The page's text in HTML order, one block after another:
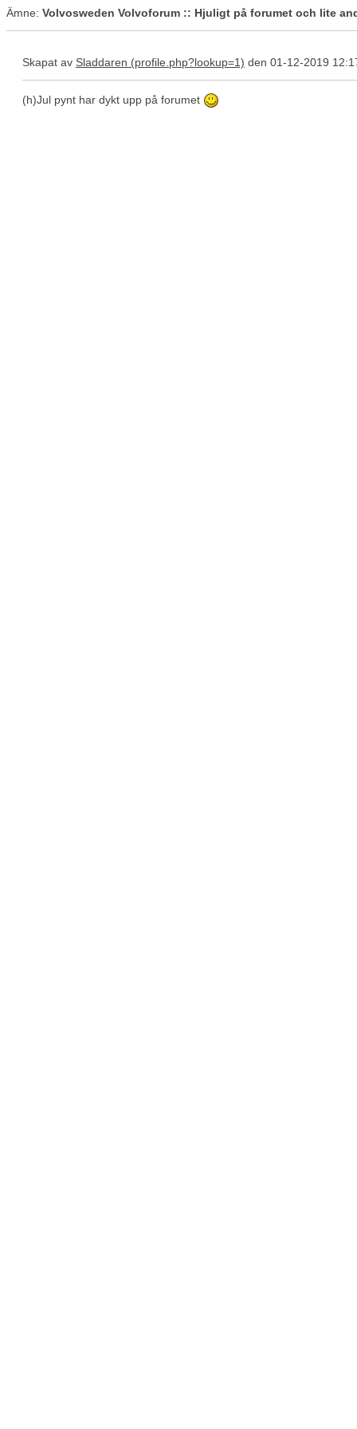
Ämne: Volvosweden Volvoforum :: Hjuligt på forumet och lite
Skapat av Sladdaren den 01-12-2019
(h)Jul pynt har dykt upp på forumet